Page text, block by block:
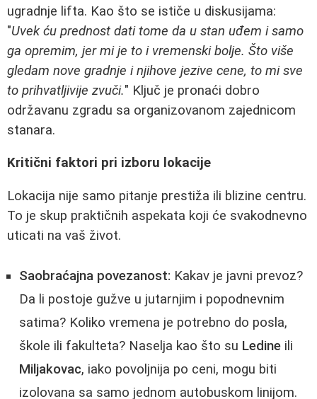
ugradnje lifta. Kao što se ističe u diskusijama:
"Uvek ću prednost dati tome da u stan uđem i samo
ga opremim, jer mi je to i vremenski bolje. Što više
gledam nove gradnje i njihove jezive cene, to mi sve
to prihvatljivije zvuči." Ključ je pronaći dobro
održavanu zgradu sa organizovanom zajednicom
stanara.
Kritični faktori pri izboru lokacije
Lokacija nije samo pitanje prestiža ili blizine centru.
To je skup praktičnih aspekata koji će svakodnevno
uticati na vaš život.
Saobraćajna povezanost: Kakav je javni prevoz?
Da li postoje gužve u jutarnjim i popodnevnim
satima? Koliko vremena je potrebno do posla,
škole ili fakulteta? Naselja kao što su Ledine ili
Miljakovac, iako povoljnija po ceni, mogu biti
izolovana sa samo jednom autobuskom linijom.